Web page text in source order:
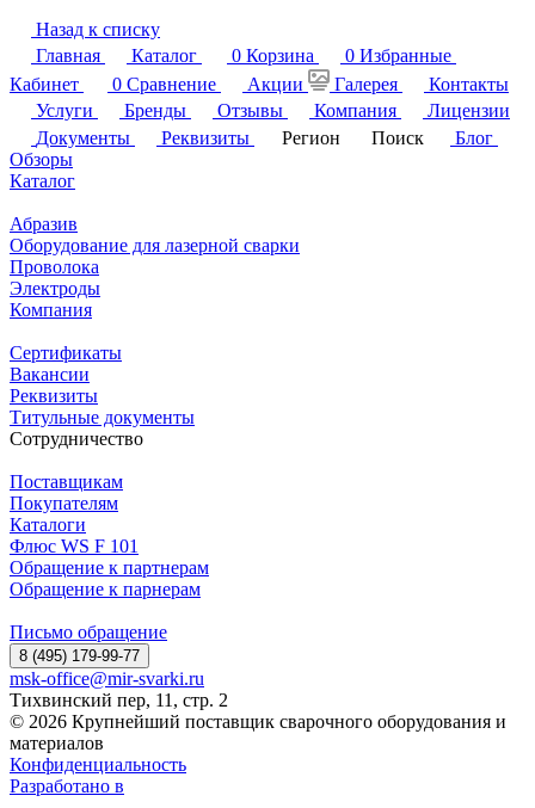
Назад к списку
Главная
Каталог 0 Корзина 0 Избранные
Кабинет
0 Сравнение Акции Галерея
Контакты
Услуги
Бренды Отзывы Компания
Лицензии
Документы
Реквизиты Регион Поиск
Блог
Обзоры
Каталог
Абразив
Оборудование для лазерной сварки
Проволока
Электроды
Компания
Сертификаты
Вакансии
Реквизиты
Титульные документы
Сотрудничество
Поставщикам
Покупателям
Каталоги
Флюс WS F 101
Обращение к партнерам
Обращение к парнерам
Письмо обращение
8 (495) 179-99-77
msk-office@mir-svarki.ru
Тихвинский пер, 11, стр. 2
© 2026 Крупнейший поставщик сварочного оборудования и
материалов
Конфиденциальность
Разработано в